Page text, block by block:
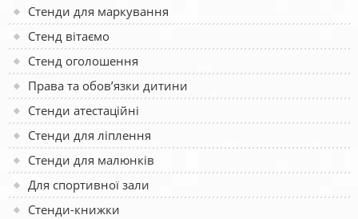
Стенди для маркування
Стенд вітаємо
Стенд оголошення
Права та обов’язки дитини
Стенди атестаційні
Стенди для ліплення
Стенди для малюнків
Для спортивної зали
Стенди-книжки